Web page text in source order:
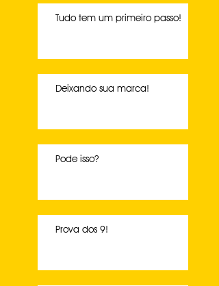
Tudo tem um primeiro passo!
Deixando sua marca!
Pode isso?
Prova dos 9!